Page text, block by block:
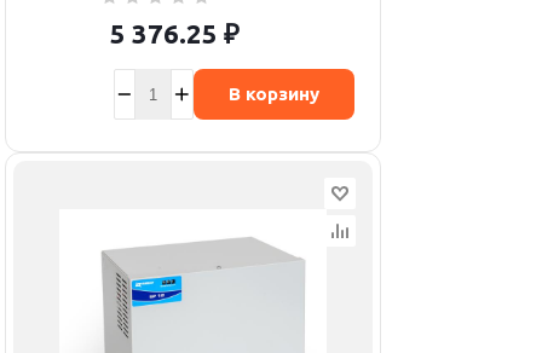
5 376.25 ₽
В корзину